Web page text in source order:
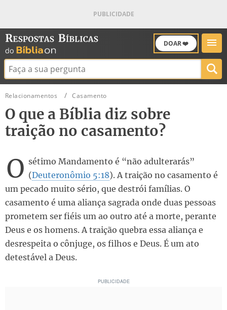
DOAR ❤️
Buscar:
Relacionamentos Casamento
O que a Bíblia diz sobre
traição no casamento?
O sétimo Mandamento é “não adulterarás”
(Deuteronômio 5:18). A traição no casamento é
um pecado muito sério, que destrói famílias. O
casamento é uma aliança sagrada onde duas pessoas
prometem ser fiéis um ao outro até a morte, perante
Deus e os homens. A traição quebra essa aliança e
desrespeita o cônjuge, os filhos e Deus. É um ato
detestável a Deus.